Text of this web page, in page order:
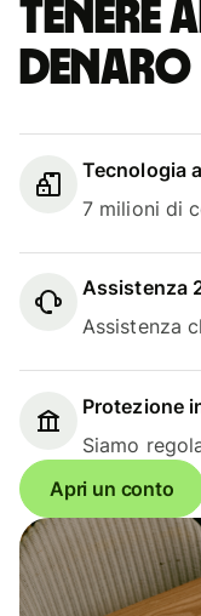
Tenere
denaro
Tecnologia
7 milioni di
Assistenza
Assistenza
Protezione
Siamo
Apri un conto